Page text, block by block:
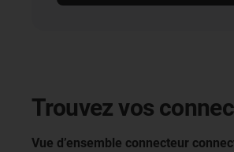
Trouvez vos
Vue d’ensemble connecteur